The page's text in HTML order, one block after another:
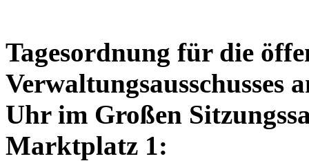
Tagesordnung für die
Verwaltungsausschusses
Uhr im Großen
Marktplatz 1: